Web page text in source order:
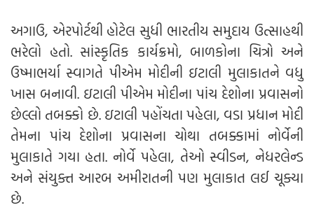
અગાઉ, એરપોર્ટથી હોટેલ સુધી ભારતીય સમુદાય ઉત્સાહથી
ભરેલો હતો. સાંસ્કૃતિક કાર્યક્રમો, બાળકોના ચિત્રો અને
ઉષ્માભર્યા સ્વાગતે પીએમ મોદીની ઇટાલી મુલાકાતને વધુ
ખાસ બનાવી. ઇટાલી પીએમ મોદીના પાંચ દેશોના પ્રવાસનો
છેલ્લો તબક્કો છે. ઇટાલી પહોંચતા પહેલા, વડા પ્રધાન મોદી
તેમના પાંચ દેશોના પ્રવાસના ચોથા તબક્કામાં નોર્વેની
મુલાકાતે ગયા હતા. નોર્વે પહેલા, તેઓ સ્વીડન, નેધરલેન્ડ
અને સંયુક્ત આરબ અમીરાતની પણ મુલાકાત લઈ ચૂક્યા
છે.